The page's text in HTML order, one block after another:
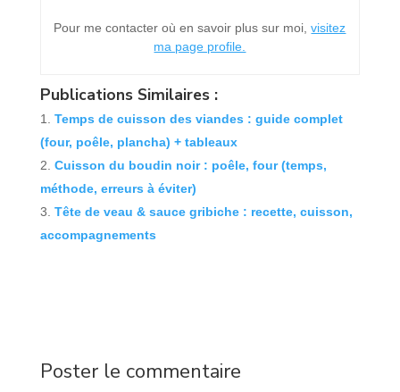
Pour me contacter où en savoir plus sur moi,visitez
ma page profile.
Publications Similaires :
Temps de cuisson des viandes : guide complet
(four, poêle, plancha) + tableaux
Cuisson du boudin noir : poêle, four (temps,
méthode, erreurs à éviter)
Tête de veau & sauce gribiche : recette, cuisson,
accompagnements
Poster le commentaire